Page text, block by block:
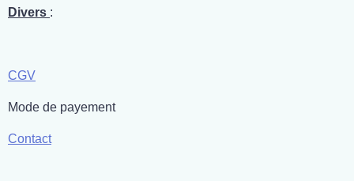
Divers :
CGV
Mode de payement
Contact